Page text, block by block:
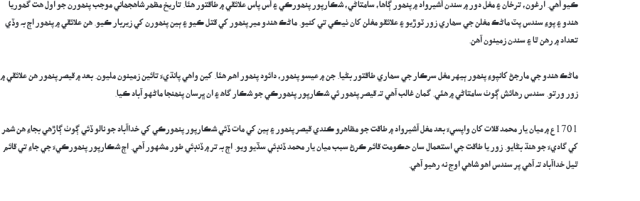
ڪيو آهي. ارغون، ترخان ۽ مغل دور ۾ سندن آشيرواد ۾ پنھور ڳاها، سامتاڻي، شڪارپور پنھورڪي ۽ آس پاس علائقي ۾ طاقتور هئا. تاريخ مظھر شاهجھاني موجب پنھورن جو اول هت گھوريا
هندو ۽ پوءِ سندس پٽ ماڻڪ مغلن جي سھاري زور ٽوڙيو ۽ علائقو مغلن کان ٺيڪي تي کنيو. ماڻڪ هندو مير پنھور کي قتل ڪيو ۽ ٻين پنھورن کي زيربار ڪيو. هن علائقي ۾ پنھور اڄ بہ وڏي
تعداد ۾ رهن ٿا ۽ سندن زمينون آهن.
ماڻڪ هندو جي مارجڻ کانپوءِ پنھور ٻيهر مغل سرڪار جي سھاري طاقتور بڻيا. جن ۾ عيسو پنھور، دائود پنھور اهم هئا. کين واهي پانڌيءَ تائين زمينون مليون. بعد ۾ قيصر پنھور هن علائقي ۾
زور ورتو. سندس رهائش ڳوٺ سامتاڻي ۾ هئي. گمان غالب آهي تہ قيصر پنھور ئي شڪارپور پنھورڪي جو شڪار گاھ ۽ ان ڀرسان پنھنجا ماڻهو آباد ڪيا.
1701ع ۾ ميان يار محمد قلات کان واپسيءَ بعد مغل آشيرواد ۾ طاقت جو مظاهرو ڪندي قيصر پنھور ۽ ٻين کي مات ڏئي شڪارپور پنھورڪي کي خداآباد جو نالو ڏئي ڳوٺ ڳاڙهي بجاءِ هن شھر
کي گاديءَ جو هنڌ بڻايو. زور يا طاقت جي استعمال سان حڪومت قائم ڪرڻ سبب ميان يار محمد ڏنڊئي سڏيو ويو. اڄ بہ تر ۾ ڏنڊئي طور مشهور آهي. اڄ شڪارپور پنھورڪيءَ جي جاءِ تي قائم
ٿيل خداآباد تہ آهي پر سندس اهو شاهي اوج نه رهيو آهي.